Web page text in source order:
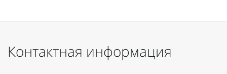
Контактная информация